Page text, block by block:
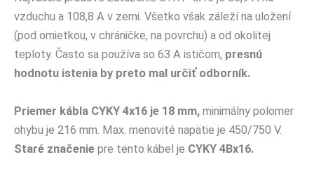
vzduchu a 108,8 A v zemi. Všetko však záleží na uložení
(pod omietkou, v chráničke, na povrchu) a od okolitej
teploty. Často sa používa so 63 A ističom, presnú
hodnotu istenia by preto mal určiť odborník.
Priemer kábla CYKY 4x16 je 18 mm, minimálny polomer
ohybu je 216 mm. Max. menovité napätie je 450/750 V.
Staré značenie pre tento kábel je CYKY 4Bx16.